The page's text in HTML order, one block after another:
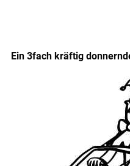
Ein 3fach kräftig